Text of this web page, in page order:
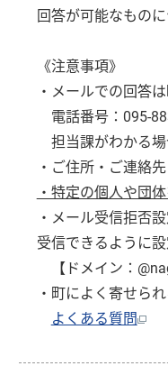
回答が可能なもの
《注意事項》
・メールでの回答
電話番号：095-
担当課がわかる場
・ご住所・ご連絡
・特定の個人や団
・メール受信拒否
受信できるように
【ドメイン：
・町によく寄せら
よくある質問